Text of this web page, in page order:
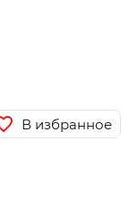
В избранное